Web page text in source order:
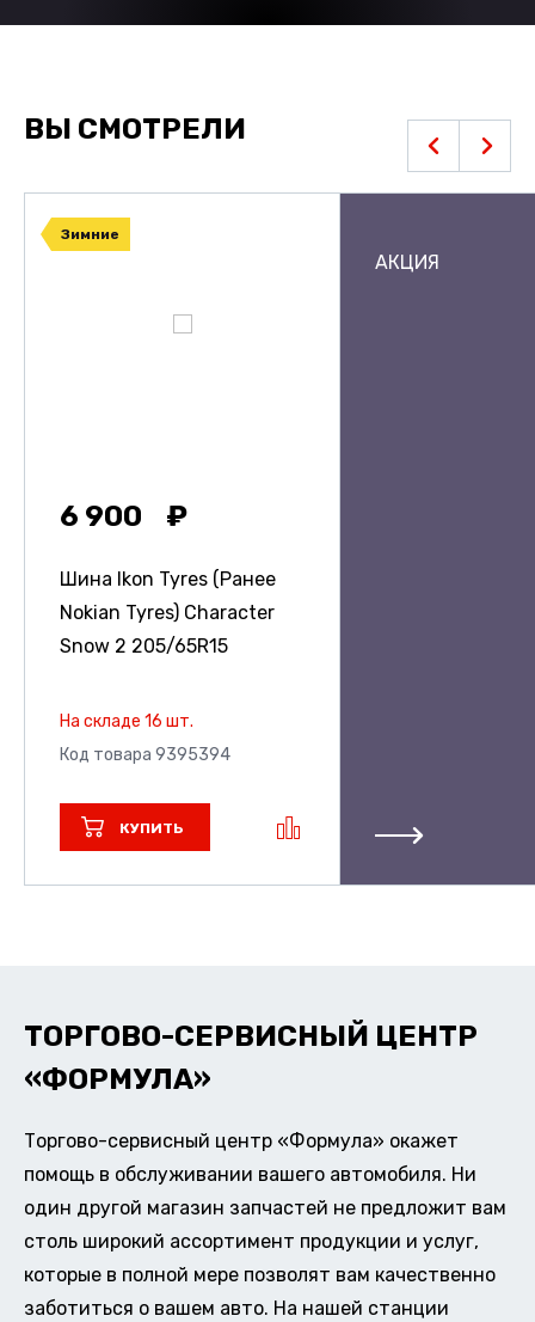
ВЫ СМОТРЕЛИ
Зимние
6 900
Шина Ikon Tyres (Ранее
Nokian Tyres) Character
Snow 2 205/65R15
На складе 16 шт.
Код товара 9395394
КУПИТЬ
АКЦИЯ
ТОРГОВО-СЕРВИСНЫЙ ЦЕНТР
«ФОРМУЛА»
Торгово-сервисный центр «Формула» окажет
помощь в обслуживании вашего автомобиля. Ни
один другой магазин запчастей не предложит вам
столь широкий ассортимент продукции и услуг,
которые в полной мере позволят вам качественно
заботиться о вашем авто. На нашей станции